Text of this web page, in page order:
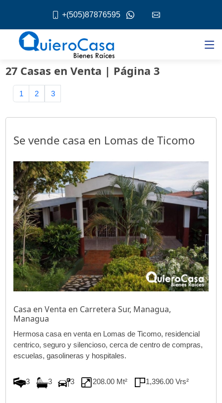
+(505)87876595
27 Casas en Venta | Página 3
1 2 3
Se vende casa en Lomas de Ticomo
Casa en Venta en Carretera Sur, Managua,
Managua
Hermosa casa en venta en Lomas de Ticomo, residencial
centrico, seguro y silencioso, cerca de centro de compras,
escuelas, gasolineras y hospitales.
3 3 3 208.00 Mt² 1,396.00 Vrs²